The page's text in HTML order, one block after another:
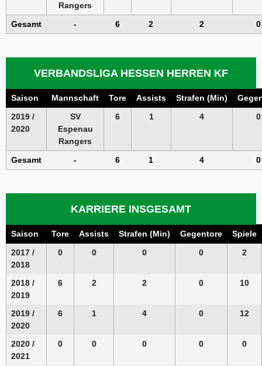
Rangers
Gesamt - 6 2 2 0
VERBANDSLIGA HESSEN HERREN KF
Saison Mannschaft Tore Assists Strafen (Min)
2019 /
2020
SV
Espenau
Rangers
6 1 4 0
Gesamt - 6 1 4 0
KARRIERE INSGESAMT
Saison Tore Assists Strafen (Min) Gegentore
Spiele
2017 /
2018
0 0 0 0 2
2018 /
2019
6 2 2 0 10
2019 /
2020
6 1 4 0 12
2020 /
2021
0 0 0 0 0